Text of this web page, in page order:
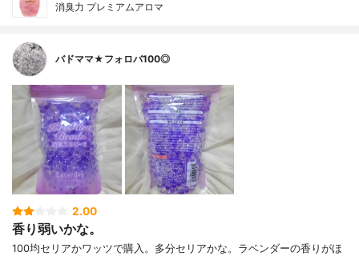
消臭力 プレミアムアロマ
バドママ★フォロバ100◎
2.00
香り弱いかな。
100均セリアかワッツで購入。多分セリアかな。ラベンダーの香りがほ